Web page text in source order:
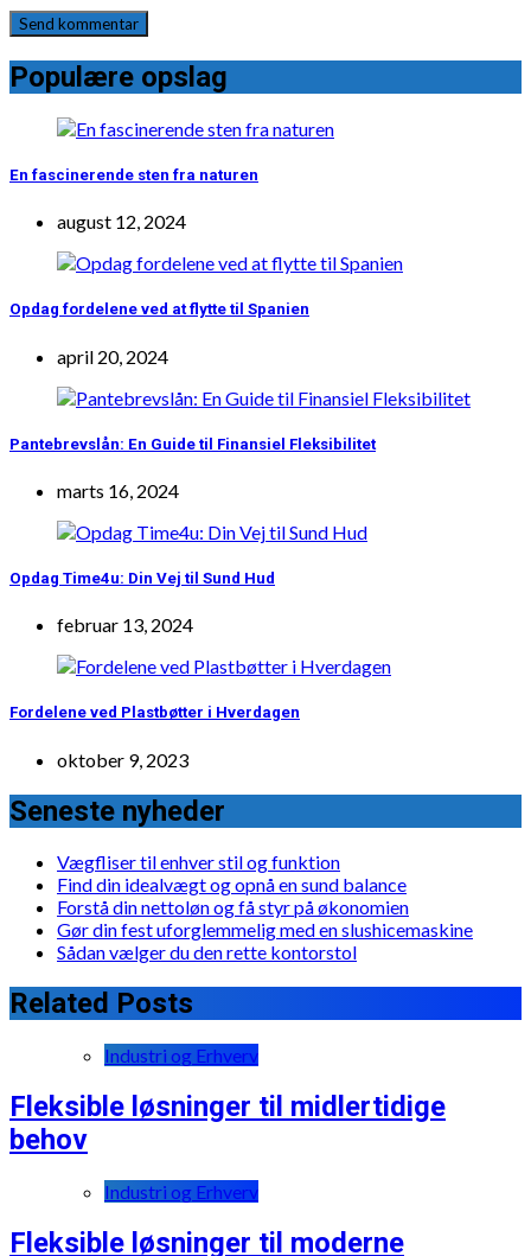
Populære opslag
En fascinerende sten fra naturen
august 12, 2024
Opdag fordelene ved at flytte til Spanien
april 20, 2024
Pantebrevslån: En Guide til Finansiel Fleksibilitet
marts 16, 2024
Opdag Time4u: Din Vej til Sund Hud
februar 13, 2024
Fordelene ved Plastbøtter i Hverdagen
oktober 9, 2023
Seneste nyheder
Vægfliser til enhver stil og funktion
Find din idealvægt og opnå en sund balance
Forstå din nettoløn og få styr på økonomien
Gør din fest uforglemmelig med en slushicemaskine
Sådan vælger du den rette kontorstol
Related Posts
Industri og Erhverv
Fleksible løsninger til midlertidige
behov
Industri og Erhverv
Fleksible løsninger til moderne